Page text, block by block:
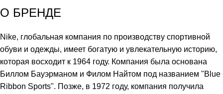
О БРЕНДЕ
Nike, глобальная компания по производству спортивной
обуви и одежды, имеет богатую и увлекательную историю,
которая восходит к 1964 году. Компания была основана
Биллом Бауэрманом и Филом Найтом под названием "Blue
Ribbon Sports". Позже, в 1972 году, компания получила